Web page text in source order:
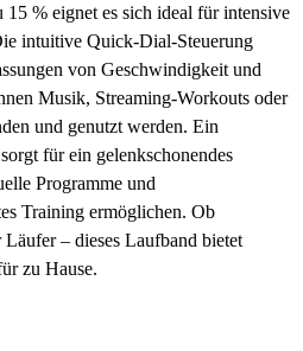
% eignet es sich ideal für intensive
intuitive Quick-Dial-Steuerung
von Geschwindigkeit und
Musik, Streaming-Workouts oder
und genutzt werden. Ein
für ein gelenkschonendes
Programme und
Training ermöglichen. Ob
– dieses Laufband bietet
zu Hause.